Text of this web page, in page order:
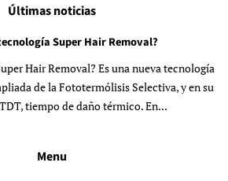
Últimas noticias
Super Hair Removal?
Hair Removal? Es una nueva tecnología
de la Fototermólisis Selectiva, y en su
tiempo de daño térmico. En...
Menu